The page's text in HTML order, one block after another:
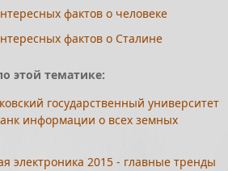
фактов о человеке
фактов о Сталине
этой тематике:
государственный университет
информации о всех земных
электроника 2015 - главные тренды